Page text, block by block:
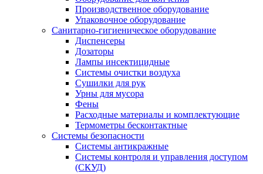
Производственное оборудование
Упаковочное оборудование
Санитарно-гигиеническое оборудование
Диспенсеры
Дозаторы
Лампы инсектицидные
Системы очистки воздуха
Сушилки для рук
Урны для мусора
Фены
Расходные материалы и комплектующие
Термометры бесконтактные
Системы безопасности
Системы антикражные
Системы контроля и управления доступом
(СКУД)